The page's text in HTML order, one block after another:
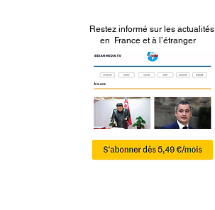
Restez informé sur les actualités
en France et à l’étranger